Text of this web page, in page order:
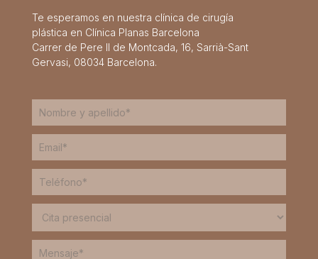
Te esperamos en nuestra clínica de cirugía
plástica en Clínica Planas Barcelona
Carrer de Pere II de Montcada, 16, Sarrià-Sant
Gervasi, 08034 Barcelona.